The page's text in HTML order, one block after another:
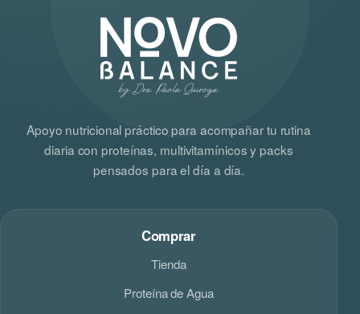
Apoyo nutricional práctico para acompañar tu rutina
diaria con proteínas, multivitamínicos y packs
pensados para el día a día.
Comprar
Tienda
Proteína de Agua